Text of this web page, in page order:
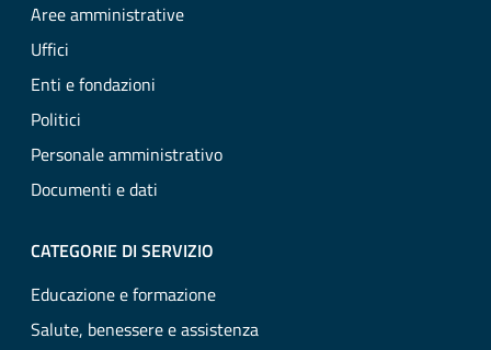
Aree amministrative
Uffici
Enti e fondazioni
Politici
Personale amministrativo
Documenti e dati
CATEGORIE DI SERVIZIO
Educazione e formazione
Salute, benessere e assistenza